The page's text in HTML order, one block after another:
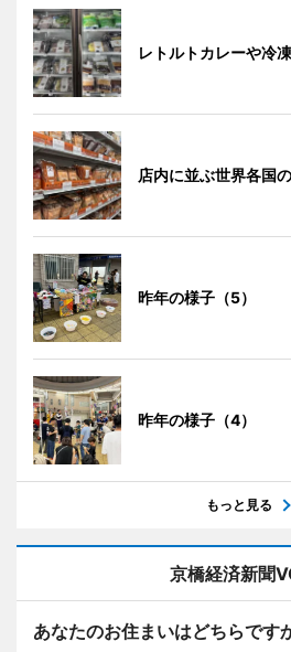
レトルトカレーや冷
店内に並ぶ世界各国
昨年の様子（5）
昨年の様子（4）
もっと見る
京橋経済新聞
あなたのお住まいはどちらです